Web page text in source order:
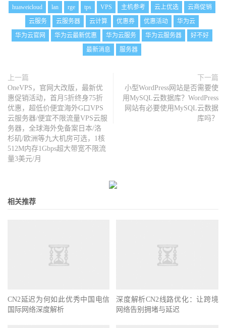
huaweicloud
lan rge tps VPS 主机参考 云上优选
云商促销
云服务
云服务器 云计算 优惠券 优惠活动
华为云
华为云官网
华为云最新优惠 华为云服务 华为云服务器
好不好
最新消息
服务器
上一篇
OneVPS，官网大改版，最新优
惠促销活动，首月5折终身75折
优惠，超低价便宜海外G口VPS
云服务器/便宜不限流量VPS云服
务器，全球海外免备案日本/洛
杉矶/欧洲等九大机房可选，1核
512M内存1Gbps超大带宽不限流
量3美元/月
下一篇
小型WordPress网站是否需要使
用MySQL云数据库？WordPress
网站有必要使用MySQL云数据
库吗？
相关推荐
CN2延迟为何如此优秀中国电信
国际网络深度解析
深度解析CN2线路优化：让跨境
网络告别拥堵与延迟